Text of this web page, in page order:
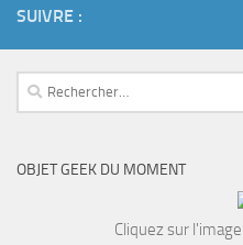
SUIVRE :
Rechercher :
OBJET GEEK DU MOMENT
Cliquez sur